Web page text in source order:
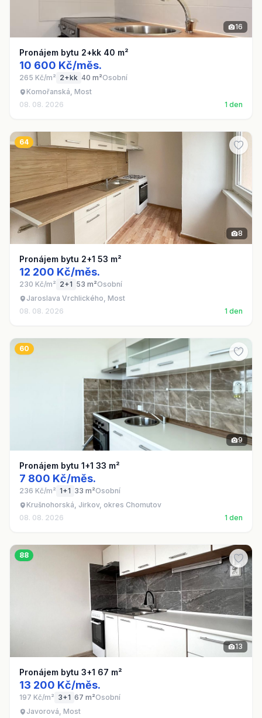
16
Pronájem bytu 2+kk 40 m²
10 600 Kč/měs.
265 Kč/m² 2+kk 40 m²Osobní
Komořanská, Most
08. 08. 2026
1 den
64
8
Pronájem bytu 2+1 53 m²
12 200 Kč/měs.
230 Kč/m² 2+1 53 m²Osobní
Jaroslava Vrchlického, Most
08. 08. 2026
1 den
60
9
Pronájem bytu 1+1 33 m²
7 800 Kč/měs.
236 Kč/m² 1+1 33 m²Osobní
Krušnohorská, Jirkov, okres Chomutov
08. 08. 2026
1 den
88
13
Pronájem bytu 3+1 67 m²
13 200 Kč/měs.
197 Kč/m² 3+1 67 m²Osobní
Javorová, Most